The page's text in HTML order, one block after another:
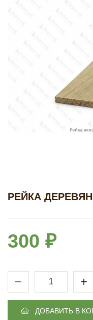
РЕЙКА
300 ₽
ДОБАВИТЬ В